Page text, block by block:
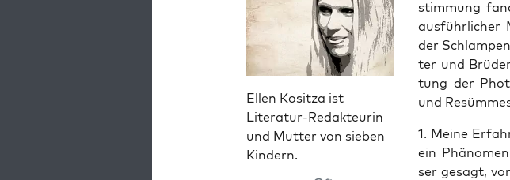
Ellen Kositza ist
Literatur-Redakteurin
und Mutter von sieben
Kindern.
stim­mung
aus­führ­li­cher
der
ter und
tung der
und
1. Mei­ne
ein
ser gesagt,